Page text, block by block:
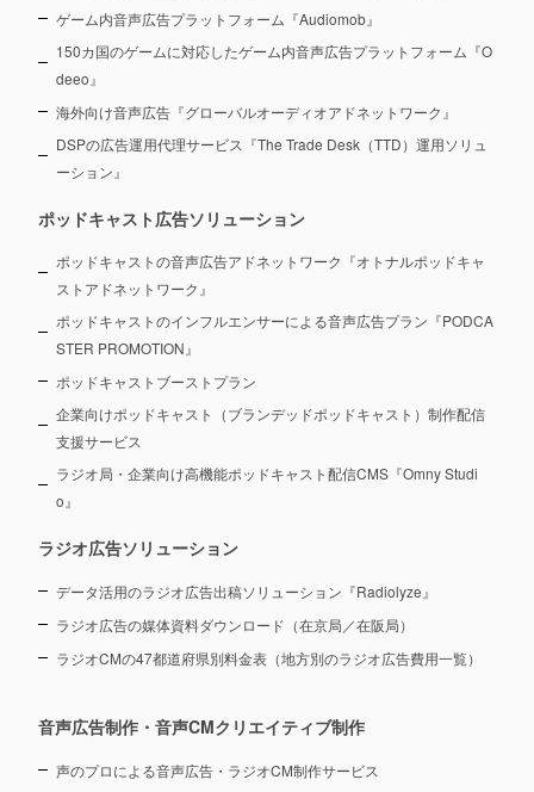
ゲーム内音声広告プラットフォーム『Audiomob』
150カ国のゲームに対応したゲーム内音声広告プラットフォーム『O
deeo』
海外向け音声広告『グローバルオーディオアドネットワーク』
DSPの広告運用代理サービス『The Trade Desk（TTD）運用ソリュ
ーション』
ポッドキャスト広告ソリューション
ポッドキャストの音声広告アドネットワーク『オトナルポッドキャ
ストアドネットワーク』
ポッドキャストのインフルエンサーによる音声広告プラン『PODCA
STER PROMOTION』
ポッドキャストブーストプラン
企業向けポッドキャスト（ブランデッドポッドキャスト）制作配信
支援サービス
ラジオ局・企業向け高機能ポッドキャスト配信CMS『Omny Studi
o』
ラジオ広告ソリューション
データ活用のラジオ広告出稿ソリューション『Radiolyze』
ラジオ広告の媒体資料ダウンロード（在京局／在阪局）
ラジオCMの47都道府県別料金表（地方別のラジオ広告費用一覧）
音声広告制作・音声CMクリエイティブ制作
声のプロによる音声広告・ラジオCM制作サービス